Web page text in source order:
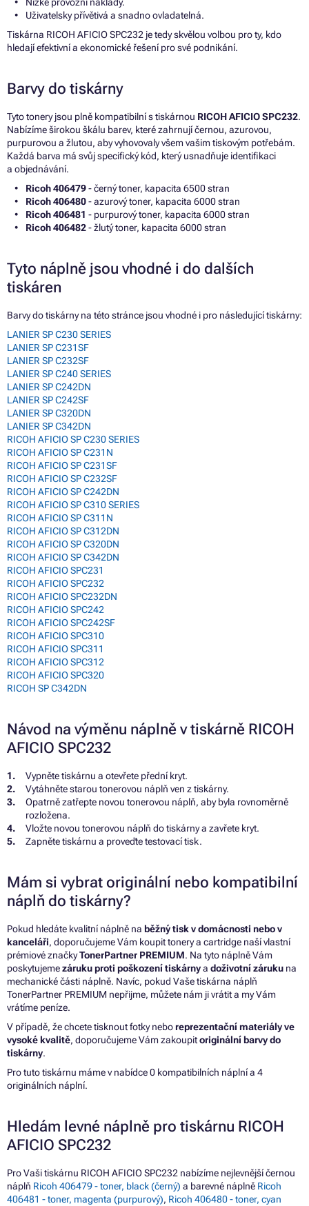
Uživatelsky přívětivá a snadno ovladatelná.
Tiskárna RICOH AFICIO SPC232 je tedy skvělou volbou pro ty, kdo
hledají efektivní a ekonomické řešení pro své podnikání.
Barvy do tiskárny
Tyto tonery jsou plně kompatibilní s tiskárnou RICOH AFICIO SPC232.
Nabízíme širokou škálu barev, které zahrnují černou, azurovou,
purpurovou a žlutou, aby vyhovovaly všem vašim tiskovým potřebám.
Každá barva má svůj specifický kód, který usnadňuje identifikaci
a objednávání.
Ricoh 406479- černý toner, kapacita 6500 stran
Ricoh 406480- azurový toner, kapacita 6000 stran
Ricoh 406481 - purpurový toner, kapacita 6000 stran
Ricoh 406482- žlutý toner, kapacita 6000 stran
Tyto náplně jsou vhodné i do dalších
tiskáren
Barvy do tiskárny na této stránce jsou vhodné i pro následující tiskárny:
LANIER SP C230 SERIES
LANIER SP C231SF
LANIER SP C232SF
LANIER SP C240 SERIES
LANIER SP C242DN
LANIER SP C242SF
LANIER SP C320DN
LANIER SP C342DN
RICOH AFICIO SP C230 SERIES
RICOH AFICIO SP C231N
RICOH AFICIO SP C231SF
RICOH AFICIO SP C232SF
RICOH AFICIO SP C242DN
RICOH AFICIO SP C310 SERIES
RICOH AFICIO SP C311N
RICOH AFICIO SP C312DN
RICOH AFICIO SP C320DN
RICOH AFICIO SP C342DN
RICOH AFICIO SPC231
RICOH AFICIO SPC232
RICOH AFICIO SPC232DN
RICOH AFICIO SPC242
RICOH AFICIO SPC242SF
RICOH AFICIO SPC310
RICOH AFICIO SPC311
RICOH AFICIO SPC312
RICOH AFICIO SPC320
RICOH SP C342DN
Návod na výměnu náplně v tiskárně RICOH
AFICIO SPC232
Vypněte tiskárnu a otevřete přední kryt.
Vytáhněte starou tonerovou náplň ven z tiskárny.
Opatrně zatřepte novou tonerovou náplň, aby byla rovnoměrně
rozložena.
Vložte novou tonerovou náplň do tiskárny a zavřete kryt.
Zapněte tiskárnu a proveďte testovací tisk.
Mám si vybrat originální nebo kompatibilní
náplň do tiskárny?
Pokud hledáte kvalitní náplně na běžný tisk v domácnosti nebo v
kanceláři, doporučujeme Vám koupit tonery a cartridge naší vlastní
prémiové značkyTonerPartner PREMIUM. Na tyto náplně Vám
poskytujemezáruku proti poškození tiskárnya doživotní záruku na
mechanické části náplně. Navíc, pokud Vaše tiskárna náplň
TonerPartner PREMIUM nepřijme, můžete nám ji vrátit a my Vám
vrátíme peníze.
V případě, že chcete tisknout fotky neboreprezentační materiály ve
vysoké kvalitě, doporučujeme Vám zakoupitoriginální barvy do
tiskárny.
Pro tuto tiskárnu máme v nabídce 0 kompatibilních náplní a 4
originálních náplní.
Hledám levné náplně pro tiskárnu RICOH
AFICIO SPC232
Pro Vaši tiskárnu RICOH AFICIO SPC232 nabízíme nejlevnější černou
náplň Ricoh 406479 - toner, black (černý) a barevné náplně Ricoh
406481 - toner, magenta (purpurový), Ricoh 406480 - toner, cyan